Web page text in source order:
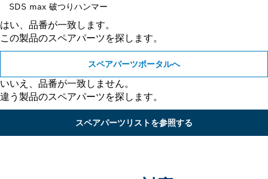
SDS max 破つりハンマー
はい、品番が一致します。
この製品のスペアパーツを探します。
スペアパーツポータルへ
いいえ、品番が一致しません。
違う製品のスペアパーツを探します。
スペアパーツリストを参照する